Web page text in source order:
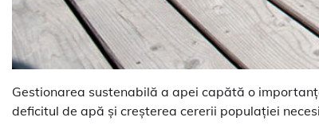
Gestionarea sustenabilă a apei capătă o
deficitul de apă și creșterea cererii populației